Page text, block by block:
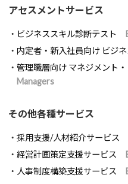
アセスメントサービス
ビジネススキル診断テスト
内定者・新入社員向け ビジ
管理職層向け マネジメント
Managers
その他各種サービス
採用支援/人材紹介サービス
経営計画策定支援サービス
人事制度構築支援サービス